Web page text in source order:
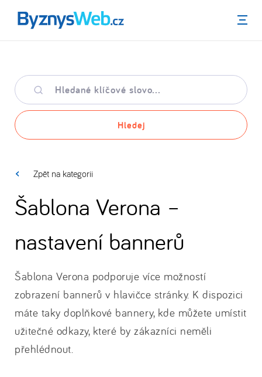
Menu
Hledané
klíčové
slovo
Hledej
Zpět na kategorii
Šablona Verona –
nastavení bannerů
Šablona Verona podporuje více možností
zobrazení bannerů v hlavičce stránky. K dispozici
máte taky doplňkové bannery, kde můžete umístit
užitečné odkazy, které by zákazníci neměli
přehlédnout.